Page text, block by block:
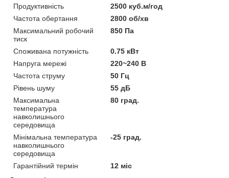
Продуктивність
2500 куб.м/год
Частота обертання
2800 об/хв
Максимальний робочий
тиск
850 Па
Споживана потужність
0.75 кВт
Напруга мережі
220~240 В
Частота струму
50 Гц
Рівень шуму
55 дБ
Максимальна
температура
навколишнього
середовища
80 град.
Мінімальна температура
навколишнього
середовища
-25 град.
Гарантійний термін
12 міс